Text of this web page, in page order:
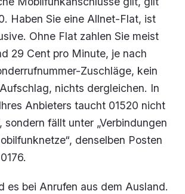
Haben Sie eine Allnet-Flat, ist
Ohne Flat zahlen Sie meist
29 Cent pro Minute, je nach
Zuschläge, kein
nichts dergleichen. In
Anbieters taucht 01520 nicht
sondern fällt unter „Verbindungen
denselben Posten
es bei Anrufen aus dem Ausland.